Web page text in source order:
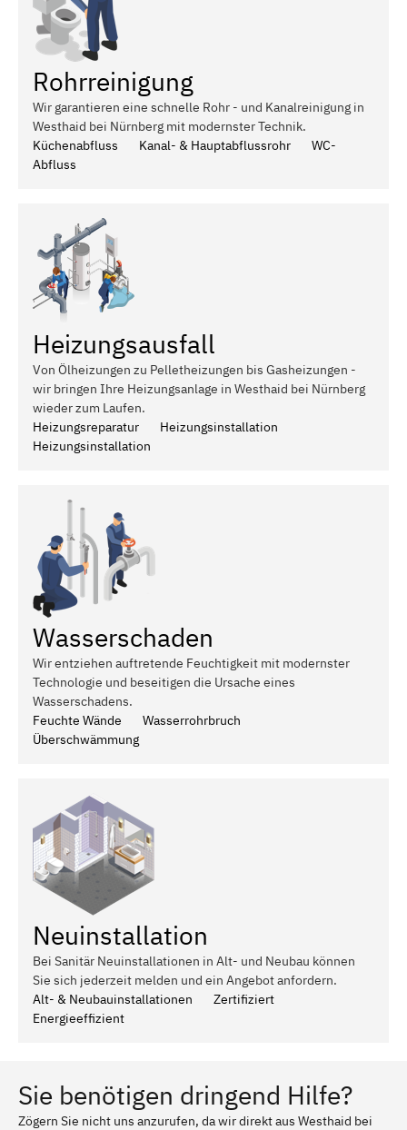
Rohrreinigung
Wir garantieren eine schnelle Rohr - und Kanalreinigung in
Westhaid bei Nürnberg mit modernster Technik.
Küchenabfluss
Kanal- & Hauptabflussrohr
WC-
Abfluss
Heizungsausfall
Von Ölheizungen zu Pelletheizungen bis Gasheizungen -
wir bringen Ihre Heizungsanlage in Westhaid bei Nürnberg
wieder zum Laufen.
Heizungsreparatur
Heizungsinstallation
Heizungsinstallation
Wasserschaden
Wir entziehen auftretende Feuchtigkeit mit modernster
Technologie und beseitigen die Ursache eines
Wasserschadens.
Feuchte Wände
Wasserrohrbruch
Überschwämmung
Neuinstallation
Bei Sanitär Neuinstallationen in Alt- und Neubau können
Sie sich jederzeit melden und ein Angebot anfordern.
Alt- & Neubauinstallationen
Zertifiziert
Energieeffizient
Sie benötigen dringend Hilfe?
Zögern Sie nicht uns anzurufen, da wir direkt aus Westhaid bei